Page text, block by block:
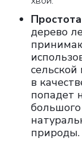
дерево
в
попадет
природы.